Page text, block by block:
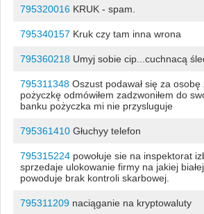
795320016KRUK - spam.
795340157 Kruk czy tam inna wrona
795360218Umyj sobie cip...cuchnacą
795311348Oszust podawał się za
pożyczkę odmówiłem zadzwoniłem do
banku pożyczka mi nie przysluguje
795361410Głuchyy telefon
795315224powołuje sie na inspektorat
sprzedaje ulokowanie firmy na jakiej
powoduje brak kontroli skarbowej.
795311209naciąganie na kryptowaluty